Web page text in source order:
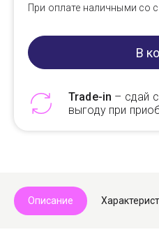
При оплате наличными со
В
Trade-in – сдай
выгоду при
Описание